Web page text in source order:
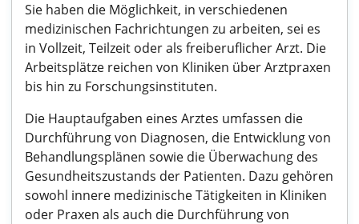
Sie haben die Möglichkeit, in verschiedenen
medizinischen Fachrichtungen zu arbeiten, sei es
in Vollzeit, Teilzeit oder als freiberuflicher Arzt. Die
Arbeitsplätze reichen von Kliniken über Arztpraxen
bis hin zu Forschungsinstituten.
Die Hauptaufgaben eines Arztes umfassen die
Durchführung von Diagnosen, die Entwicklung von
Behandlungsplänen sowie die Überwachung des
Gesundheitszustands der Patienten. Dazu gehören
sowohl innere medizinische Tätigkeiten in Kliniken
oder Praxen als auch die Durchführung von